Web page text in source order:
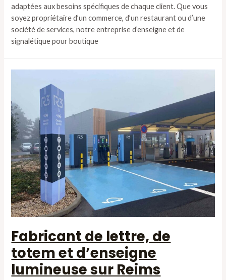
adaptées aux besoins spécifiques de chaque client. Que vous
soyez propriétaire d’un commerce, d’un restaurant ou d’une
société de services, notre entreprise d’enseigne et de
signalétique pour boutique
Fabricant de lettre, de
totem et d’enseigne
lumineuse sur Reims